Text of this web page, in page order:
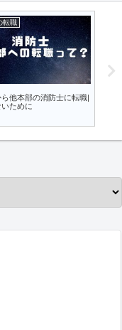
個人防火装備に係るガ
２０２２の変更点